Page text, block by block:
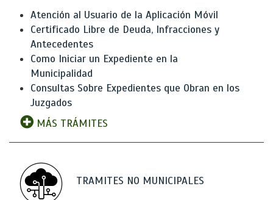
Atención al Usuario de la Aplicación Móvil
Certificado Libre de Deuda, Infracciones y
Antecedentes
Como Iniciar un Expediente en la
Municipalidad
Consultas Sobre Expedientes que Obran en los
Juzgados
MÁS TRÁMITES
TRAMITES NO MUNICIPALES